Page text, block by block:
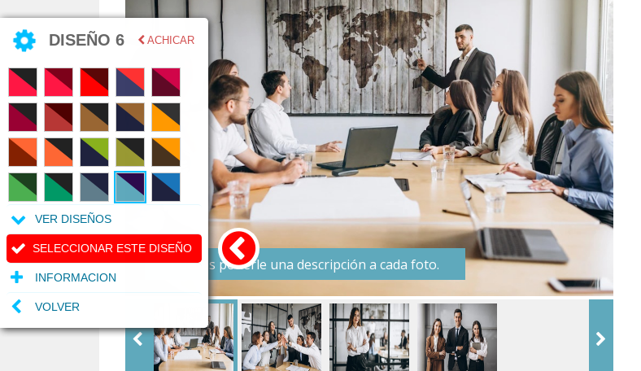
DISEÑO 6 ACHICAR
VER DISEÑOS
SELECCIONAR ESTE DISEÑO
INFORMACION
VOLVER
Puedes ponerle una descripción a cada foto.